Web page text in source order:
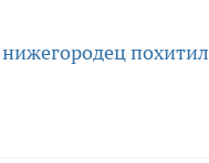
похитил